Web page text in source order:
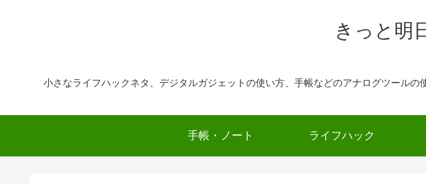
きっと明
小さなライフハックネタ、デジタルガジェットの使い方、手帳などのアナログツール
手帳・ノート ライフハック